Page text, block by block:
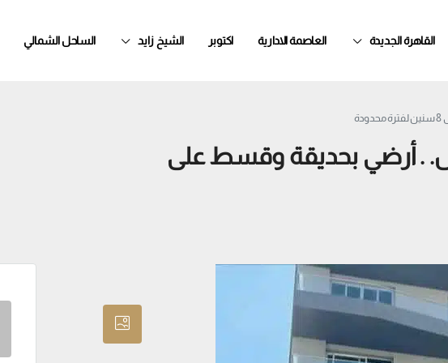
القاهرة الجديدة العاصمة الادارية اكتوبر الشيخ زايد الساحل الشمالي
. أرضي بحديقة وقسط على